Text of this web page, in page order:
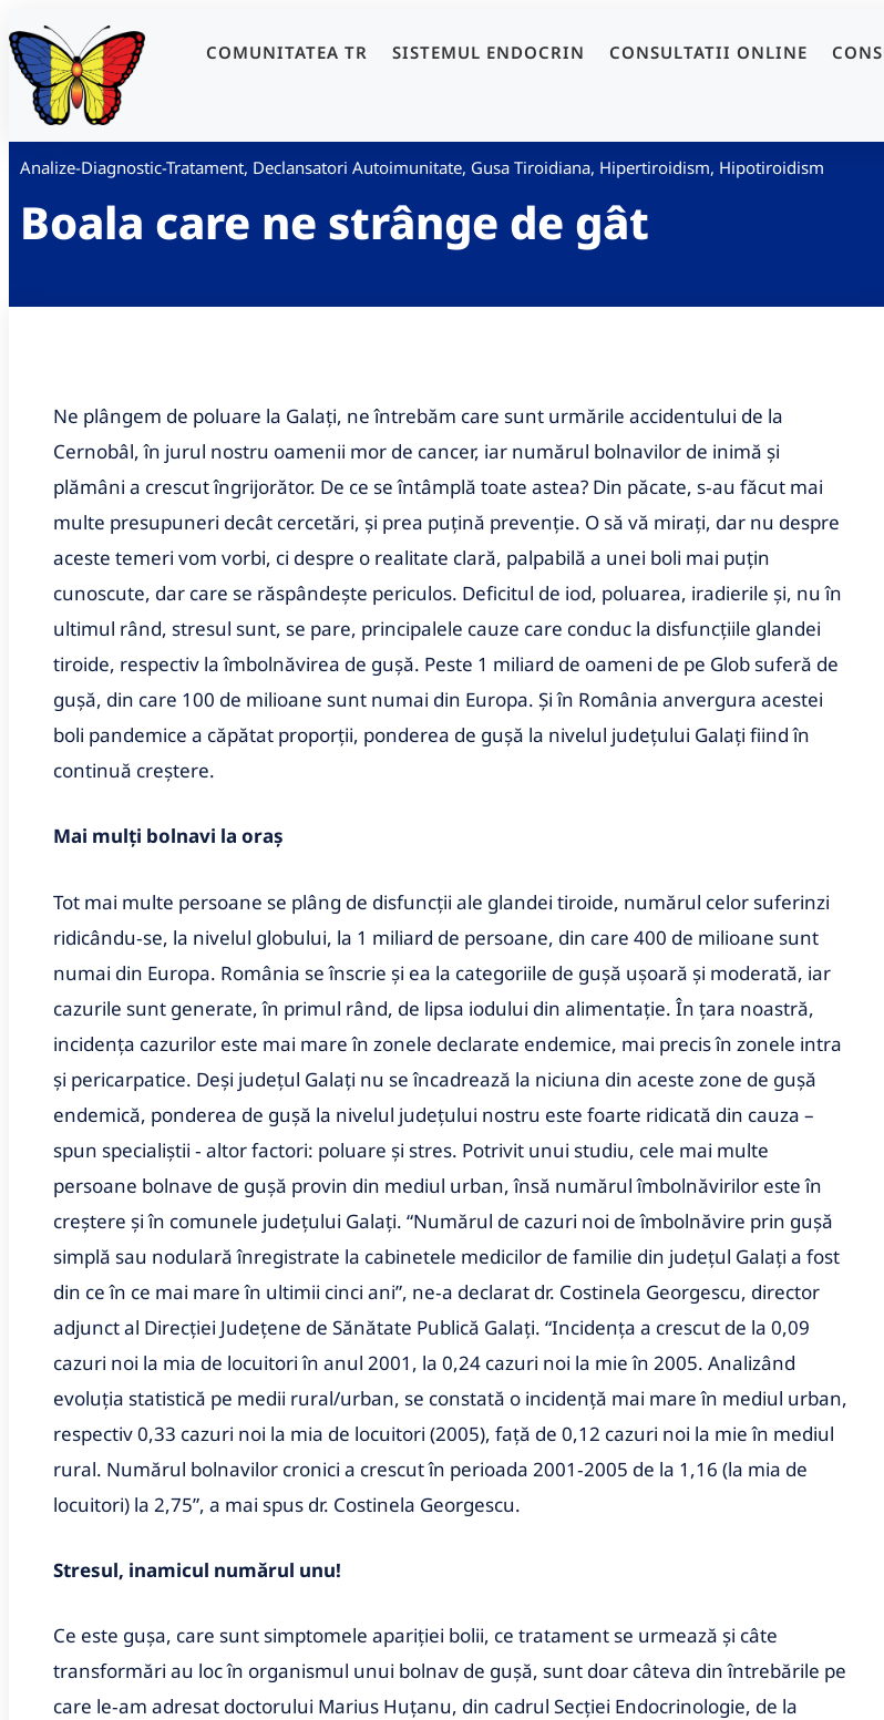
COMUNITATEA TR SISTEMUL ENDOCRIN CONSULTATII ONLINE
Analize-Diagnostic-Tratament, Declansatori Autoimunitate, Gusa Tiroidiana, Hipertiroidism, Hipotiroidism
Boala care ne strânge de gât
​Ne plângem de poluare la Galaţi, ne întrebăm care sunt urmările accidentului de la
Cernobâl, în jurul nostru oamenii mor de cancer, iar numărul bolnavilor de inimă şi
plămâni a crescut îngrijorător. De ce se întâmplă toate astea? Din păcate, s‑au făcut mai
multe presupuneri decât cercetări, şi prea puţină prevenţie. O să vă miraţi, dar nu despre
aceste temeri vom vorbi, ci despre o realitate clară, palpabilă a unei boli mai puţin
cunoscute, dar care se răspândeşte periculos. Deficitul de iod, poluarea, iradierile şi, nu în
ultimul rând, stresul sunt, se pare, principalele cauze care conduc la disfuncţiile glandei
tiroide, respectiv la îmbolnăvirea de guşă. Peste 1 miliard de oameni de pe Glob suferă de
guşă, din care 100 de milioane sunt numai din Europa. Şi în România anvergura acestei
boli pandemice a căpătat proporţii, ponderea de guşă la nivelul judeţului Galaţi fiind în
continuă creştere.
Mai mulţi bolnavi la oraş
Tot mai multe persoane se plâng de disfuncţii ale glandei tiroide, numărul celor suferinzi
ridicându‑se, la nivelul globului, la 1 miliard de persoane, din care 400 de milioane sunt
numai din Europa. România se înscrie şi ea la categoriile de guşă uşoară şi moderată, iar
cazurile sunt generate, în primul rând, de lipsa iodului din alimentaţie. În ţara noastră,
incidenţa cazurilor este mai mare în zonele declarate endemice, mai precis în zonele intra
şi pericarpatice. Deşi judeţul Galaţi nu se încadrează la niciuna din aceste zone de guşă
endemică, ponderea de guşă la nivelul judeţului nostru este foarte ridicată din cauza –
spun specialiştii ‑ altor factori: poluare şi stres. Potrivit unui studiu, cele mai multe
persoane bolnave de guşă provin din mediul urban, însă numărul îmbolnăvirilor este în
creştere şi în comunele judeţului Galaţi. “Numărul de cazuri noi de îmbolnăvire prin guşă
simplă sau nodulară înregistrate la cabinetele medicilor de familie din judeţul Galaţi a fost
din ce în ce mai mare în ultimii cinci ani”, ne‑a declarat dr. Costinela Georgescu, director
adjunct al Direcţiei Judeţene de Sănătate Publică Galaţi. “Incidenţa a crescut de la 0,09
cazuri noi la mia de locuitori în anul 2001, la 0,24 cazuri noi la mie în 2005. Analizând
evoluţia statistică pe medii rural/urban, se constată o incidenţă mai mare în mediul urban,
respectiv 0,33 cazuri noi la mia de locuitori (2005), faţă de 0,12 cazuri noi la mie în mediul
rural. Numărul bolnavilor cronici a crescut în perioada 2001‑2005 de la 1,16 (la mia de
locuitori) la 2,75”, a mai spus dr. Costinela Georgescu.
Stresul, inamicul numărul unu!
Ce este guşa, care sunt simptomele apariţiei bolii, ce tratament se urmează şi câte
transformări au loc în organismul unui bolnav de guşă, sunt doar câteva din întrebările pe
care le‑am adresat doctorului Marius Huţanu, din cadrul Secţiei Endocrinologie, de la